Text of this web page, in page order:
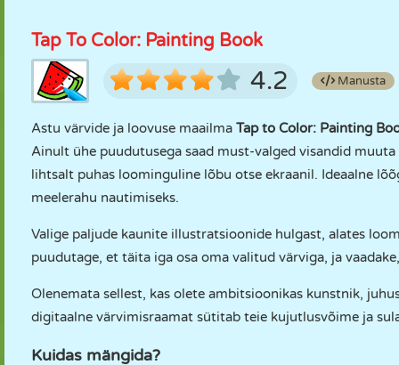
Tap To Color: Painting Book
4.2 Manusta
Astu värvide ja loovuse maailma Tap to Color: Painting
Ainult ühe puudutusega saad must-valged visandid
lihtsalt puhas loominguline lõbu otse ekraanil. Ideaalne
meelerahu nautimiseks.
Valige paljude kaunite illustratsioonide hulgast, alates
puudutage, et täita iga osa oma valitud värviga, ja
Olenemata sellest, kas olete ambitsioonikas kunstnik,
digitaalne värvimisraamat sütitab teie kujutlusvõime ja
Kuidas mängida?